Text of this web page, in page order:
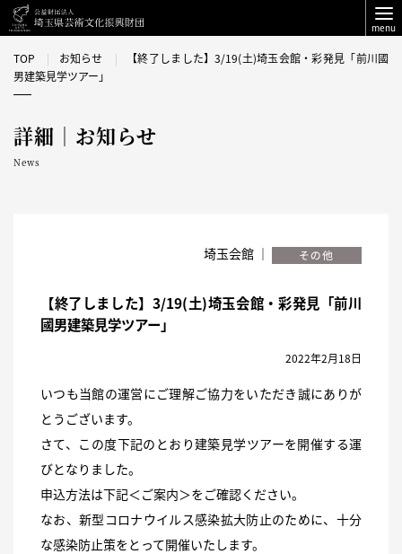
menu
TOP お知らせ
【終了しました】3/19(土)埼玉会館・彩発見「前川國
男建築見学ツアー」
詳細｜お知らせ
News
埼玉会館 ｜
【終了しました】3/19(土)埼玉会館・彩発見「前川
國男建築見学ツアー」
2022年2月18日
いつも当館の運営にご理解ご協力をいただき誠にありが
とうございます。
さて、この度下記のとおり建築見学ツアーを開催する運
びとなりました。
申込方法は下記＜ご案内＞をご確認ください。
なお、新型コロナウイルス感染拡大防止のために、十分
な感染防止策をとって開催いたします。